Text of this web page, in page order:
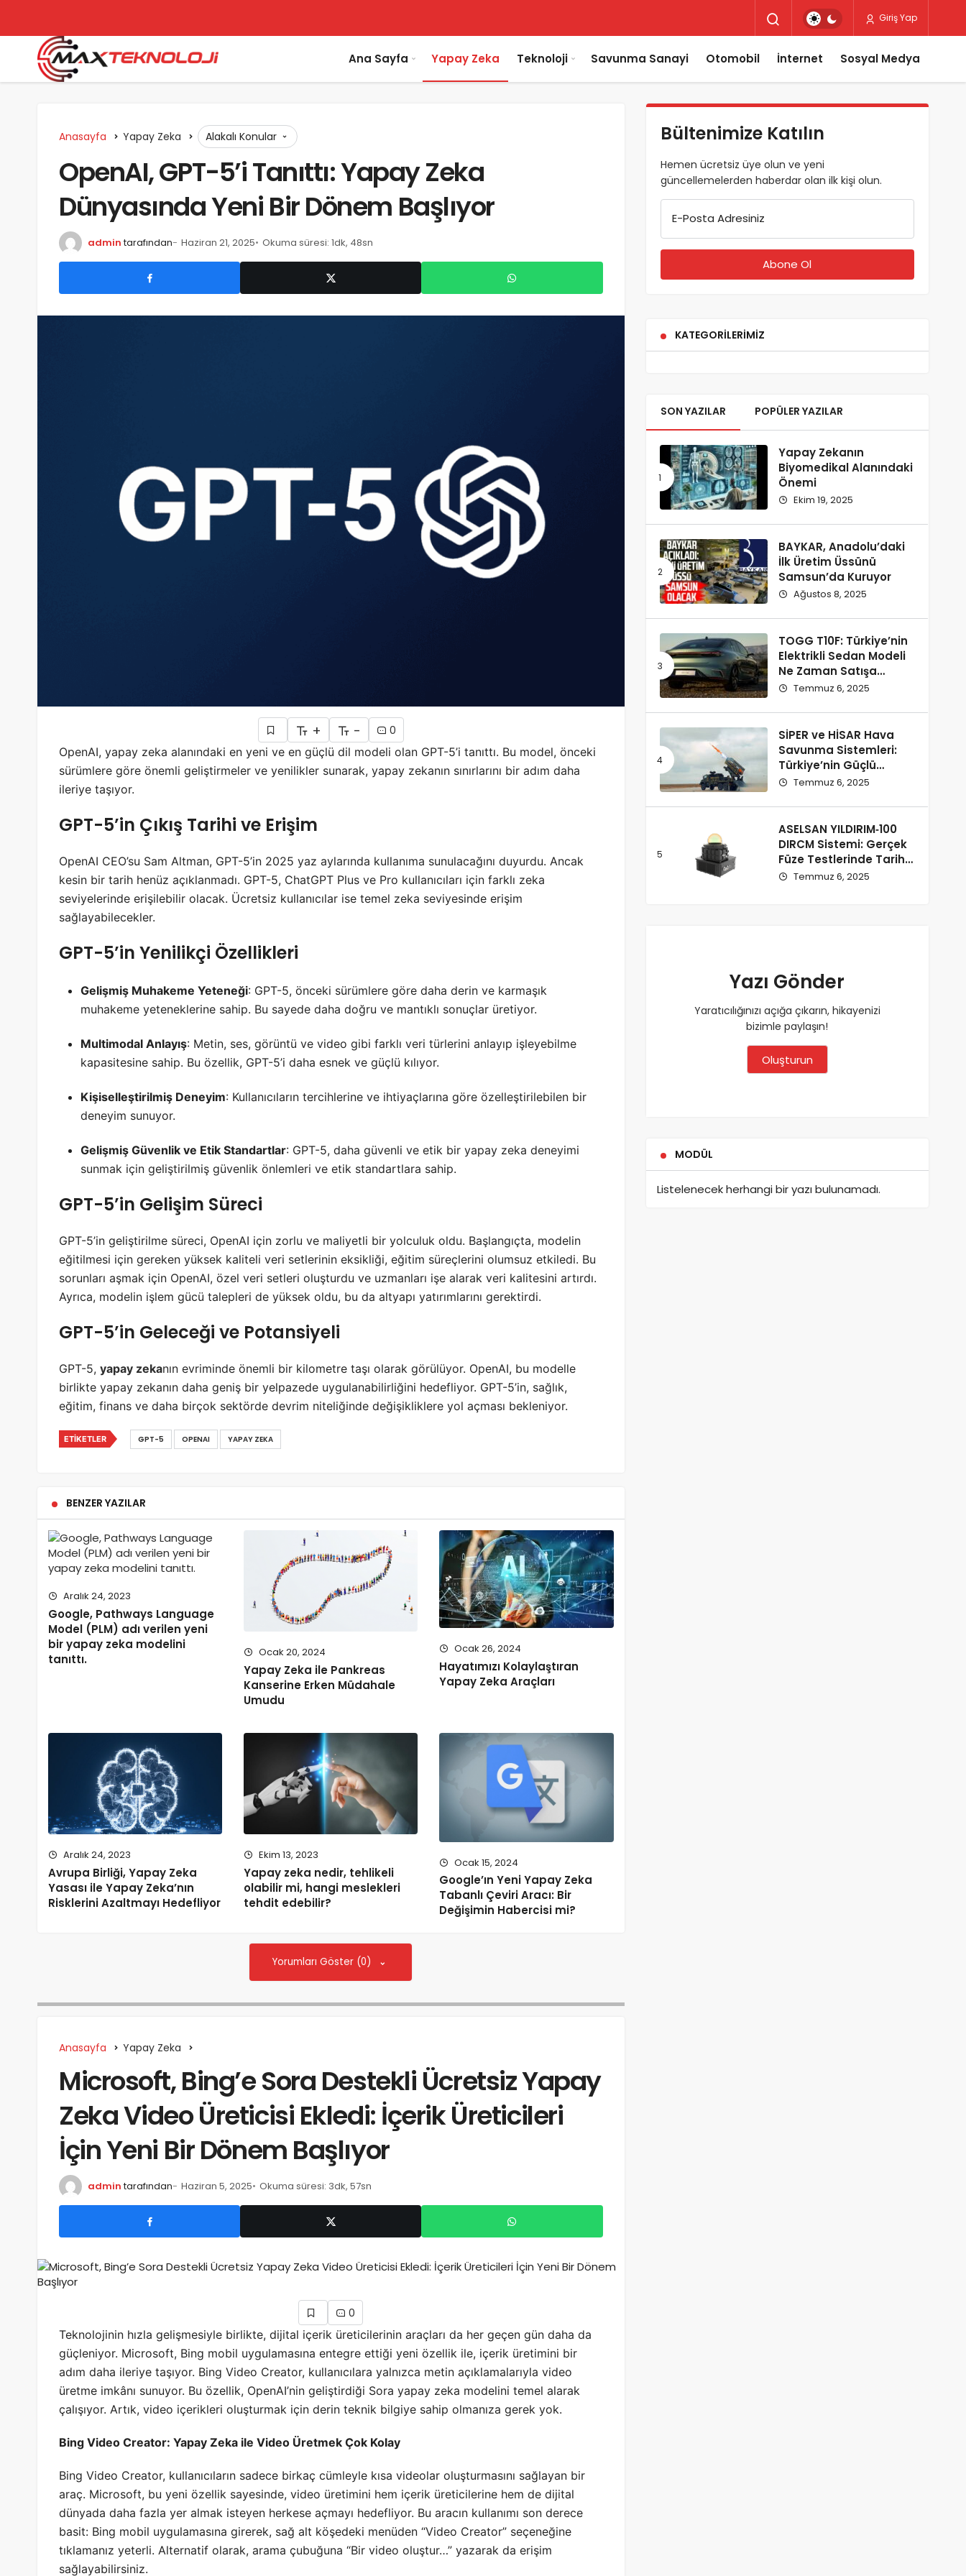
Giriş Yap
Ana Sayfa Yapay Zeka Teknoloji Savunma Sanayi Otomobil İnternet Sosyal Medya
Anasayfa Yapay Zeka Alakalı Konular
OpenAI, GPT-5’i Tanıttı: Yapay Zeka
Dünyasında Yeni Bir Dönem Başlıyor
admin tarafından Haziran 21, 2025 Okuma süresi: 1dk, 48sn
+ -
0
OpenAI, yapay zeka alanındaki en yeni ve en güçlü dil modeli olan GPT-5’i tanıttı. Bu model, önceki
sürümlere göre önemli geliştirmeler ve yenilikler sunarak, yapay zekanın sınırlarını bir adım daha
ileriye taşıyor.
GPT-5’in Çıkış Tarihi ve Erişim
OpenAI CEO’su Sam Altman, GPT-5’in 2025 yaz aylarında kullanıma sunulacağını duyurdu. Ancak
kesin bir tarih henüz açıklanmadı. GPT-5, ChatGPT Plus ve Pro kullanıcıları için farklı zeka
seviyelerinde erişilebilir olacak. Ücretsiz kullanıcılar ise temel zeka seviyesinde erişim
sağlayabilecekler.
GPT-5’in Yenilikçi Özellikleri
Gelişmiş Muhakeme Yeteneği: GPT-5, önceki sürümlere göre daha derin ve karmaşık
muhakeme yeteneklerine sahip. Bu sayede daha doğru ve mantıklı sonuçlar üretiyor.
Multimodal Anlayış: Metin, ses, görüntü ve video gibi farklı veri türlerini anlayıp işleyebilme
kapasitesine sahip. Bu özellik, GPT-5’i daha esnek ve güçlü kılıyor.
Kişiselleştirilmiş Deneyim: Kullanıcıların tercihlerine ve ihtiyaçlarına göre özelleştirilebilen bir
deneyim sunuyor.
Gelişmiş Güvenlik ve Etik Standartlar: GPT-5, daha güvenli ve etik bir yapay zeka deneyimi
sunmak için geliştirilmiş güvenlik önlemleri ve etik standartlara sahip.
GPT-5’in Gelişim Süreci
GPT-5’in geliştirilme süreci, OpenAI için zorlu ve maliyetli bir yolculuk oldu. Başlangıçta, modelin
eğitilmesi için gereken yüksek kaliteli veri setlerinin eksikliği, eğitim süreçlerini olumsuz etkiledi. Bu
sorunları aşmak için OpenAI, özel veri setleri oluşturdu ve uzmanları işe alarak veri kalitesini artırdı.
Ayrıca, modelin işlem gücü talepleri de yüksek oldu, bu da altyapı yatırımlarını gerektirdi.
GPT-5’in Geleceği ve Potansiyeli
GPT-5, yapay zekanın evriminde önemli bir kilometre taşı olarak görülüyor. OpenAI, bu modelle
birlikte yapay zekanın daha geniş bir yelpazede uygulanabilirliğini hedefliyor. GPT-5’in, sağlık,
eğitim, finans ve daha birçok sektörde devrim niteliğinde değişikliklere yol açması bekleniyor.
ETIKETLER GPT-5 OPENAI YAPAY ZEKA
BENZER YAZILAR
Aralık 24, 2023
Google, Pathways Language
Model (PLM) adı verilen yeni
bir yapay zeka modelini
tanıttı.
Ocak 20, 2024
Yapay Zeka ile Pankreas
Kanserine Erken Müdahale
Umudu
Ocak 26, 2024
Hayatımızı Kolaylaştıran
Yapay Zeka Araçları
Aralık 24, 2023
Avrupa Birliği, Yapay Zeka
Yasası ile Yapay Zeka’nın
Risklerini Azaltmayı Hedefliyor
Ekim 13, 2023
Yapay zeka nedir, tehlikeli
olabilir mi, hangi meslekleri
tehdit edebilir?
Ocak 15, 2024
Google’ın Yeni Yapay Zeka
Tabanlı Çeviri Aracı: Bir
Değişimin Habercisi mi?
Yorumları Göster (0)
Anasayfa Yapay Zeka
Microsoft, Bing’e Sora Destekli Ücretsiz Yapay
Zeka Video Üreticisi Ekledi: İçerik Üreticileri
İçin Yeni Bir Dönem Başlıyor
admin tarafından Haziran 5, 2025 Okuma süresi: 3dk, 57sn
0
Teknolojinin hızla gelişmesiyle birlikte, dijital içerik üreticilerinin araçları da her geçen gün daha da
güçleniyor. Microsoft, Bing mobil uygulamasına entegre ettiği yeni özellik ile, içerik üretimini bir
adım daha ileriye taşıyor. Bing Video Creator, kullanıcılara yalnızca metin açıklamalarıyla video
üretme imkânı sunuyor. Bu özellik, OpenAI’nin geliştirdiği Sora yapay zeka modelini temel alarak
çalışıyor. Artık, video içerikleri oluşturmak için derin teknik bilgiye sahip olmanıza gerek yok.
Bing Video Creator: Yapay Zeka ile Video Üretmek Çok Kolay
Bing Video Creator, kullanıcıların sadece birkaç cümleyle kısa videolar oluşturmasını sağlayan bir
araç. Microsoft, bu yeni özellik sayesinde, video üretimini hem içerik üreticilerine hem de dijital
dünyada daha fazla yer almak isteyen herkese açmayı hedefliyor. Bu aracın kullanımı son derece
basit: Bing mobil uygulamasına girerek, sağ alt köşedeki menüden “Video Creator” seçeneğine
tıklamanız yeterli. Alternatif olarak, arama çubuğuna “Bir video oluştur…” yazarak da erişim
sağlayabilirsiniz.
Bültenimize Katılın
Hemen ücretsiz üye olun ve yeni
güncellemelerden haberdar olan ilk kişi olun.
E-Posta Adresiniz
KATEGORILERIMIZ
SON YAZILAR POPÜLER YAZILAR
Yapay Zekanın
Biyomedikal Alanındaki
Önemi
Ekim 19, 2025
BAYKAR, Anadolu’daki
İlk Üretim Üssünü
Samsun’da Kuruyor
Ağustos 8, 2025
TOGG T10F: Türkiye’nin
Elektrikli Sedan Modeli
Ne Zaman Satışa
Çıkacak ve Fiyatı Ne
Temmuz 6, 2025
SİPER ve HİSAR Hava
Savunma Sistemleri:
Türkiye’nin Güçlü
Savunma Yatırımları
Temmuz 6, 2025
ASELSAN YILDIRIM‑100
DIRCM Sistemi: Gerçek
Füze Testlerinde Tarihi
Başarı
Temmuz 6, 2025
Yazı Gönder
Yaratıcılığınızı açığa çıkarın, hikayenizi
bizimle paylaşın!
Oluşturun
MODÜL
Listelenecek herhangi bir yazı bulunamadı.